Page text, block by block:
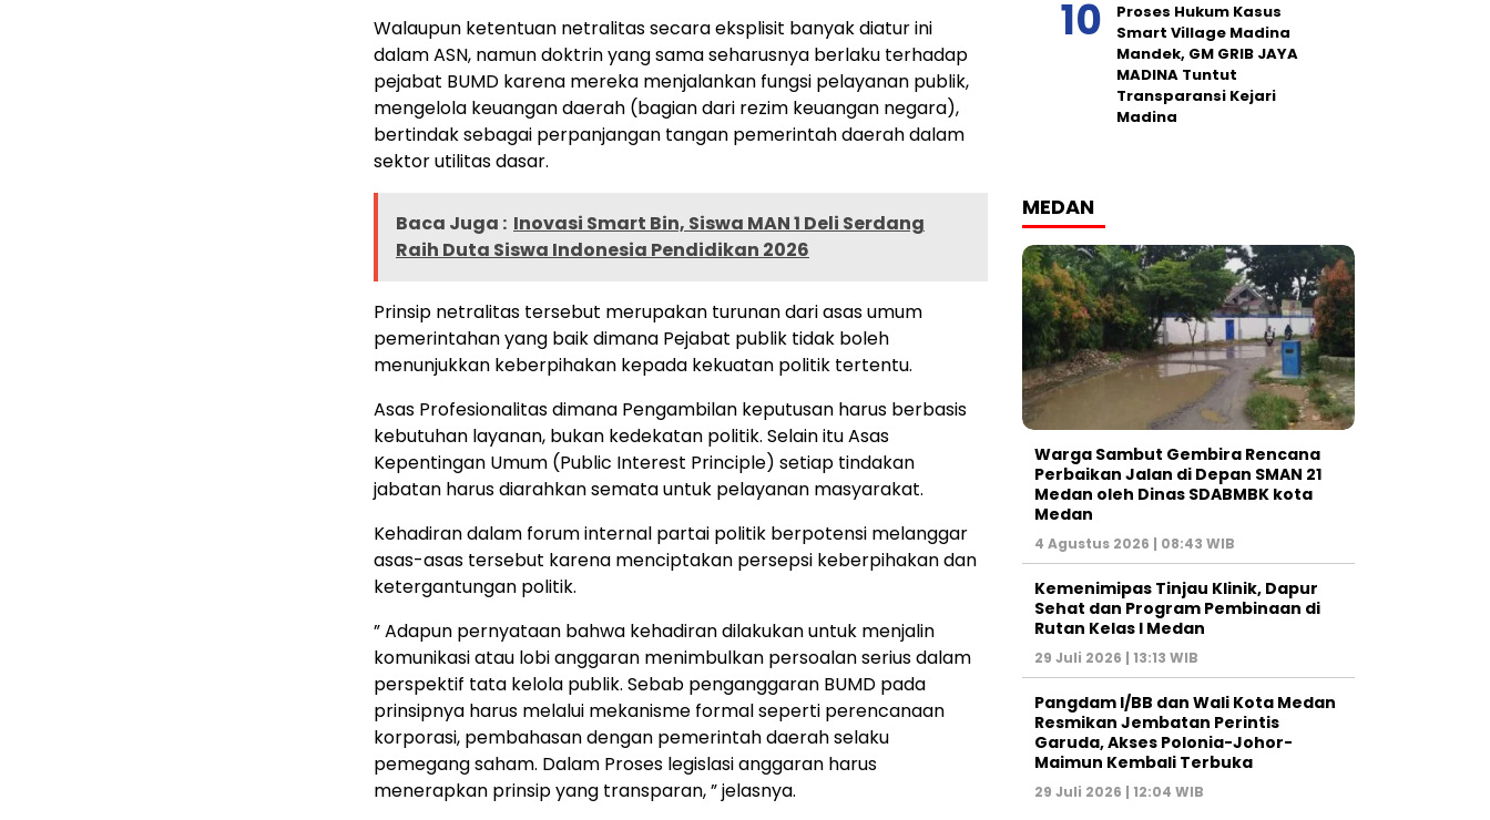
Walaupun ketentuan netralitas secara eksplisit banyak diatur ini
dalam ASN, namun doktrin yang sama seharusnya berlaku terhadap
pejabat BUMD karena mereka menjalankan fungsi pelayanan publik,
mengelola keuangan daerah (bagian dari rezim keuangan negara),
bertindak sebagai perpanjangan tangan pemerintah daerah dalam
sektor utilitas dasar.
Baca Juga : Inovasi Smart Bin, Siswa MAN 1 Deli Serdang
Raih Duta Siswa Indonesia Pendidikan 2026
Prinsip netralitas tersebut merupakan turunan dari asas umum
pemerintahan yang baik dimana Pejabat publik tidak boleh
menunjukkan keberpihakan kepada kekuatan politik tertentu.
Asas Profesionalitas dimana Pengambilan keputusan harus berbasis
kebutuhan layanan, bukan kedekatan politik. Selain itu Asas
Kepentingan Umum (Public Interest Principle) setiap tindakan
jabatan harus diarahkan semata untuk pelayanan masyarakat.
Kehadiran dalam forum internal partai politik berpotensi melanggar
asas-asas tersebut karena menciptakan persepsi keberpihakan dan
ketergantungan politik.
” Adapun pernyataan bahwa kehadiran dilakukan untuk menjalin
komunikasi atau lobi anggaran menimbulkan persoalan serius dalam
perspektif tata kelola publik. Sebab penganggaran BUMD pada
prinsipnya harus melalui mekanisme formal seperti perencanaan
korporasi, pembahasan dengan pemerintah daerah selaku
pemegang saham. Dalam Proses legislasi anggaran harus
menerapkan prinsip yang transparan, ” jelasnya.
Proses Hukum Kasus
Smart Village Madina
Mandek, GM GRIB JAYA
MADINA Tuntut
Transparansi Kejari
Madina
MEDAN
Warga Sambut Gembira Rencana
Perbaikan Jalan di Depan SMAN 21
Medan oleh Dinas SDABMBK kota
Medan
4 Agustus 2026 | 08:43 WIB
Kemenimipas Tinjau Klinik, Dapur
Sehat dan Program Pembinaan di
Rutan Kelas I Medan
29 Juli 2026 | 13:13 WIB
Pangdam I/BB dan Wali Kota Medan
Resmikan Jembatan Perintis
Garuda, Akses Polonia-Johor-
Maimun Kembali Terbuka
29 Juli 2026 | 12:04 WIB